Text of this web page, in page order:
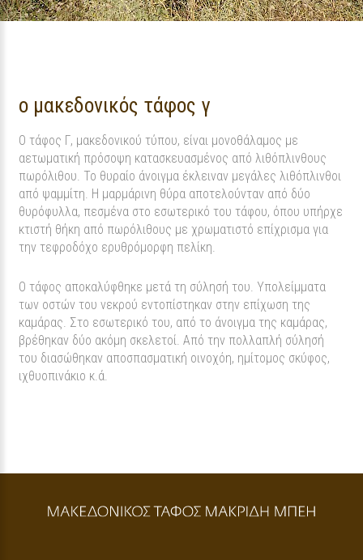
ο μακεδονικός τάφος γ
Ο τάφος Γ, μακεδονικού τύπου, είναι μονοθάλαμος με
αετωματική πρόσοψη κατασκευασμένος από λιθόπλινθους
πωρόλιθου. Το θυραίο άνοιγμα έκλειναν μεγάλες λιθόπλινθοι
από ψαμμίτη. Η μαρμάρινη θύρα αποτελούνταν από δύο
θυρόφυλλα, πεσμένα στο εσωτερικό του τάφου, όπου υπήρχε
κτιστή θήκη από πωρόλιθους με χρωματιστό επίχρισμα για
την τεφροδόχο ερυθρόμορφη πελίκη.
Ο τάφος αποκαλύφθηκε μετά τη σύλησή του. Υπολείμματα
των οστών του νεκρού εντοπίστηκαν στην επίχωση της
καμάρας. Στο εσωτερικό του, από το άνοιγμα της καμάρας,
βρέθηκαν δύο ακόμη σκελετοί. Από την πολλαπλή σύλησή
του διασώθηκαν αποσπασματική οινοχόη, ημίτομος σκύφος,
ιχθυοπινάκιο κ.ά.